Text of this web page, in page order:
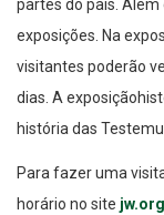
partes do país. Além
exposições. Na
visitantes poderão
dias. A
história das
Para fazer uma
horário no site jw.org